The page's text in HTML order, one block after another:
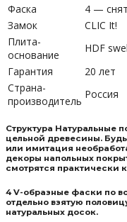
Фаска
4 —
Замок
CLIC It!
Плита-
основание
HDF
Гарантия
20 лет
Страна-
производитель
Россия
Структура Натуральные
цельной древесины.
или имитация
декоры напольных
смотрятся практически
4 V-образные фаски по
отдельно взятую
натуральных досок.